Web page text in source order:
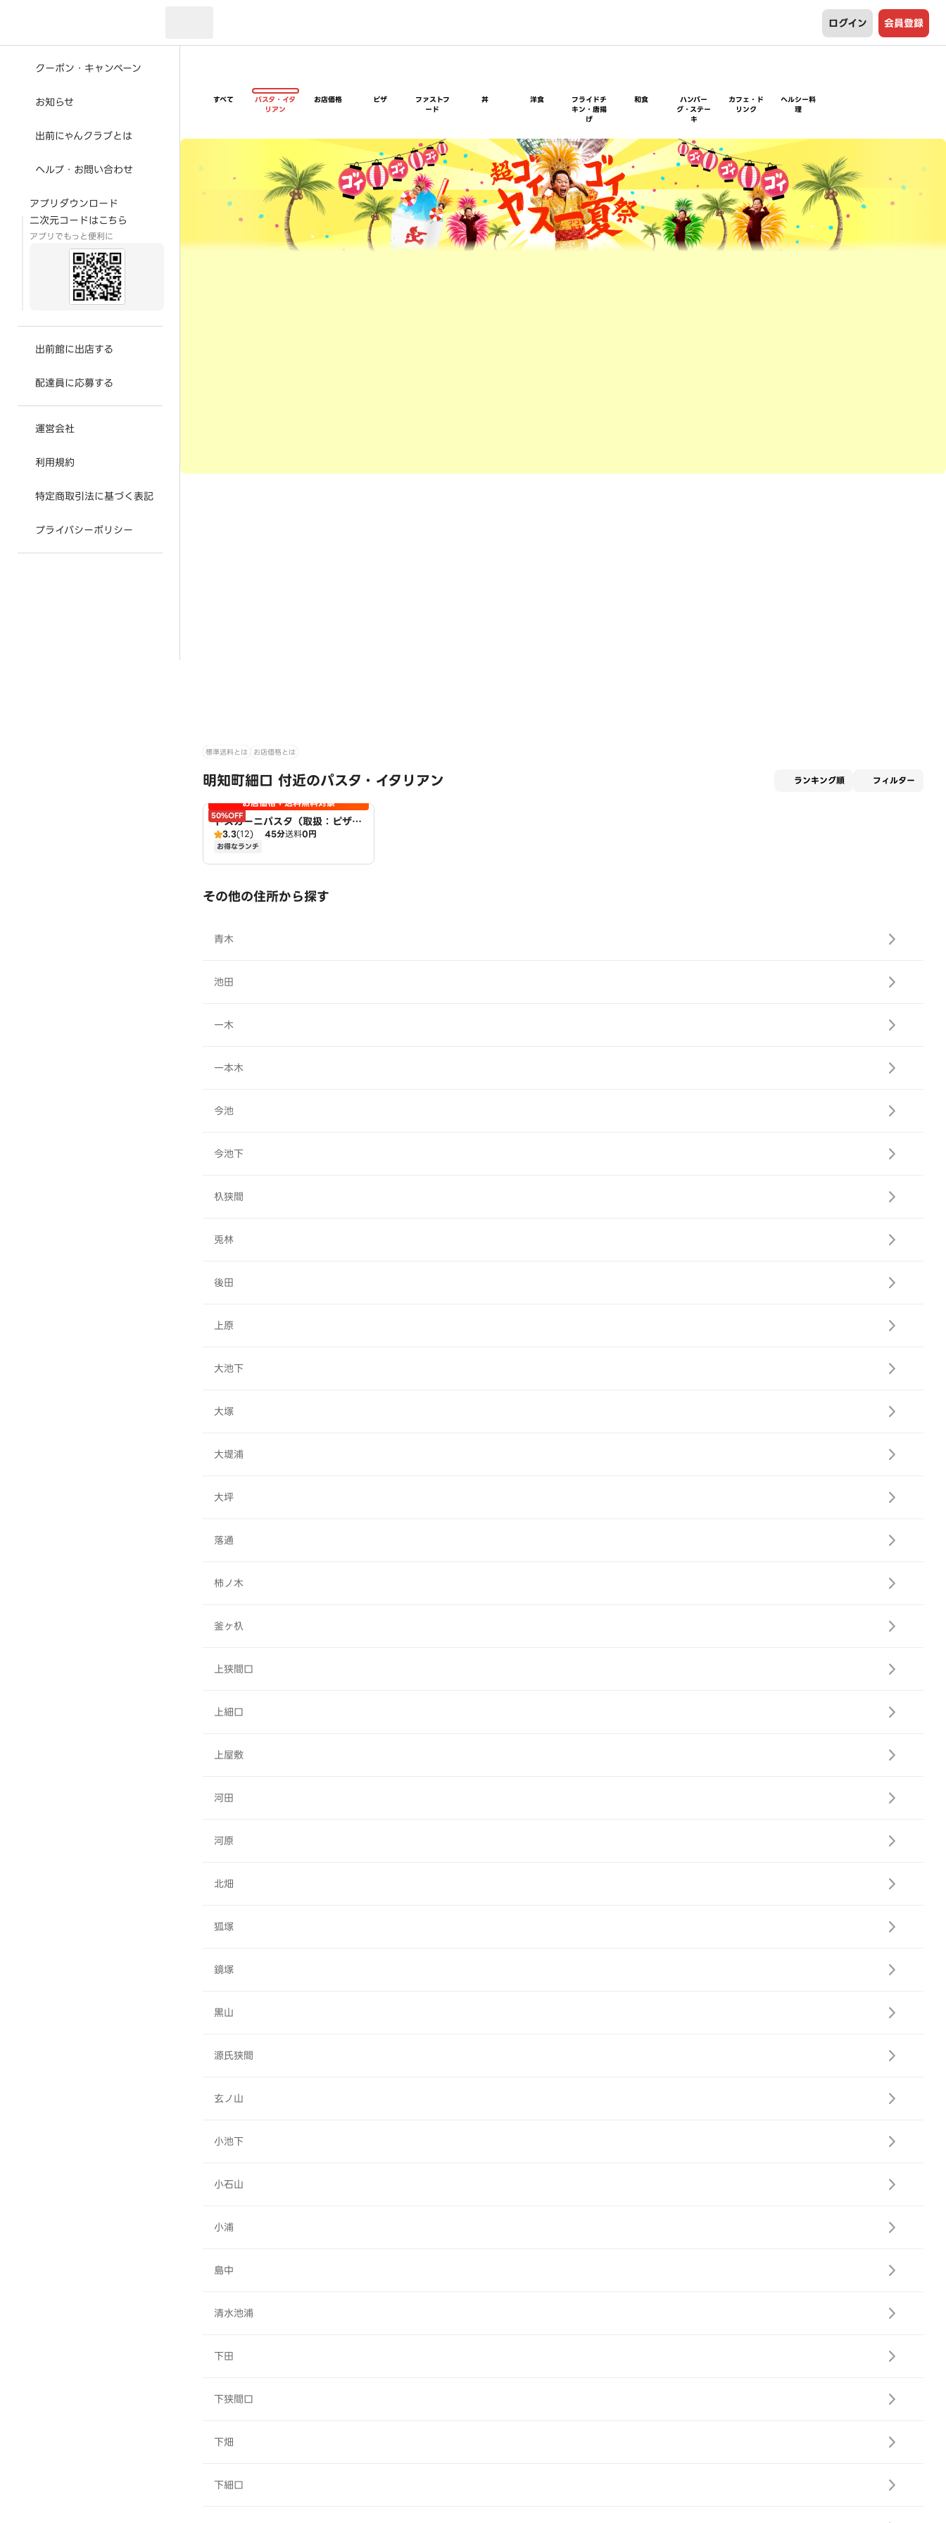
ログイン 会員登録
クーポン・キャンペーン
お知らせ
出前にゃんクラブとは
ヘルプ・お問い合わせ
アプリダウンロード
二次元コードはこちら
アプリでもっと便利に
出前館に出店する
配達員に応募する
運営会社
利用規約
特定商取引法に基づく表記
プライバシーポリシー
すべて
パスタ・イタ
リアン
お店価格 ピザ
ファストフ
ード
丼 洋食
フライドチ
キン・唐揚
げ
和食
ハンバー
グ・ステー
キ
カフェ・ド
リンク
ヘルシー料
理
超ゴイゴイヤスー夏祭
標準送料とは お店価格とは
明知町細口 付近のパスタ・イタリアン ランキング順 フィルター
50%OFF
お店価格＋送料無料対象
トスカーニパスタ（取扱：ピザハ
ット三好店）
3.3(12) 45分送料0円
お得なランチ
その他の住所から探す
青木
池田
一木
一本木
今池
今池下
杁狭間
兎林
後田
上原
大池下
大塚
大堤浦
大坪
落通
柿ノ木
釜ヶ杁
上狭間口
上細口
上屋敷
河田
河原
北畑
狐塚
鏡塚
黒山
源氏狭間
玄ノ山
小池下
小石山
小浦
島中
清水池浦
下田
下狭間口
下畑
下細口